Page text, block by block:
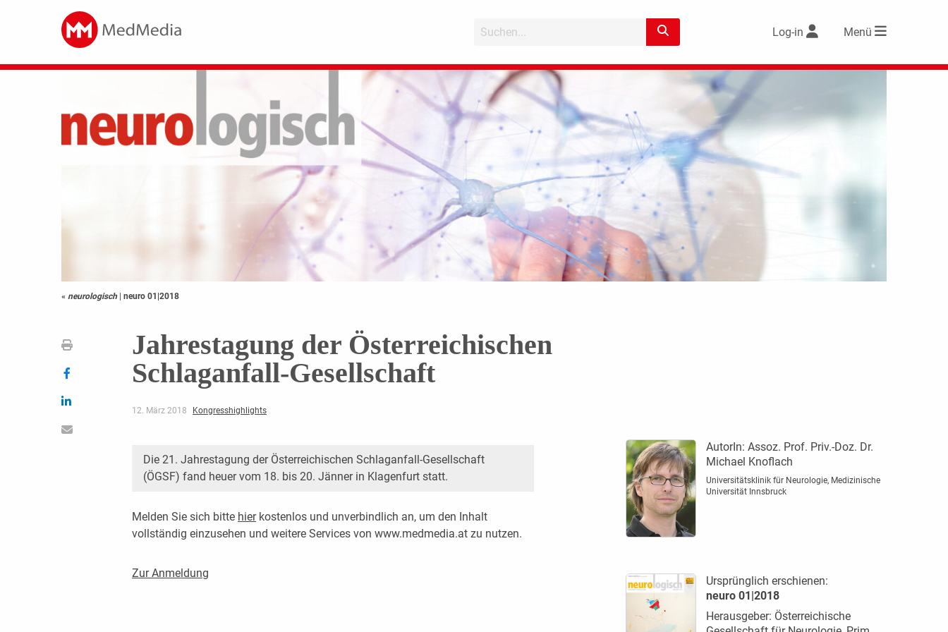
Log-in Menü
« neurologisch | neuro 01|2018
Jahrestagung der Österreichischen
Schlaganfall-Gesellschaft
12. März 2018 Kongresshighlights
Die 21. Jahrestagung der Österreichischen Schlaganfall-Gesellschaft
(ÖGSF) fand heuer vom 18. bis 20. Jänner in Klagenfurt statt.
Melden Sie sich bitte hierkostenlos und unverbindlich an, um den Inhalt
vollständig einzusehen und weitere Services von www.medmedia.at zu nutzen.
Zur Anmeldung
AutorIn: Assoz. Prof. Priv.-Doz. Dr.
Michael Knoflach
Universitätsklinik für Neurologie, Medizinische
Universität Innsbruck
Ursprünglich erschienen:
neuro 01|2018
Herausgeber: Österreichische